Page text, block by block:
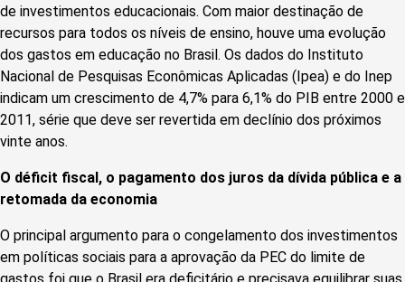
de investimentos educacionais. Com maior destinação de
recursos para todos os níveis de ensino, houve uma evolução
dos gastos em educação no Brasil. Os dados do Instituto
Nacional de Pesquisas Econômicas Aplicadas (Ipea) e do Inep
indicam um crescimento de 4,7% para 6,1% do PIB entre 2000 e
2011, série que deve ser revertida em declínio dos próximos
vinte anos.
O déficit fiscal, o pagamento dos juros da dívida pública e a
retomada da economia
O principal argumento para o congelamento dos investimentos
em políticas sociais para a aprovação da PEC do limite de
gastos foi que o Brasil era deficitário e precisava equilibrar suas